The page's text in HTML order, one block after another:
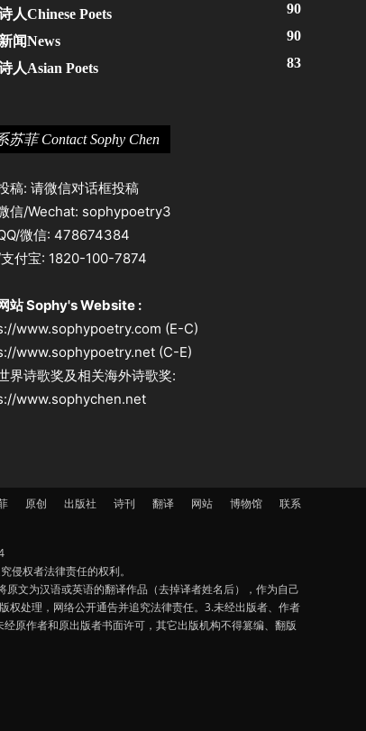
人Chinese Poets 90
闻News 90
人Asian Poets 83
苏菲 Contact Sophy Chen
稿: 请微信对话框投稿
信/Wechat: sophypoetry3
微信: 478674384
付宝: 1820-100-7874
站 Sophy's Website :
www.sophypoetry.com (E-C)
www.sophypoetry.net (C-E)
界诗歌奖及相关海外诗歌奖:
www.sophychen.net
原创 出版社 诗刊 翻译 网站 博物馆 联系
侵权者法律责任的权利。
文为汉语或英语的翻译作品（去掉译者姓名后），作为自己
权处理，网络公开通告并追究法律责任。3.未经出版者、作者
原作者和原出版者书面许可，其它出版机构不得篡编、翻版